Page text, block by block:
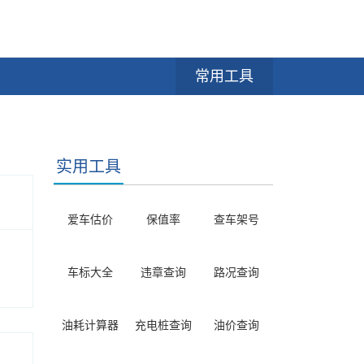
常用工具
实用工具
爱车估价 保值率 查车架号
车标大全 违章查询 路况查询
油耗计算器 充电桩查询 油价查询